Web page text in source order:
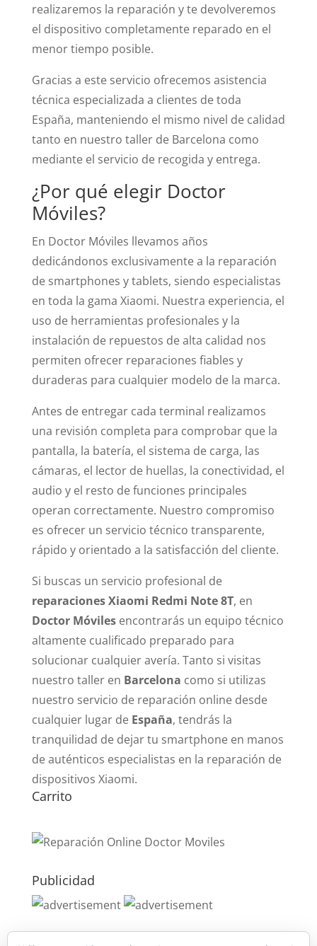
realizaremos la reparación y te devolveremos
el dispositivo completamente reparado en el
menor tiempo posible.
Gracias a este servicio ofrecemos asistencia
técnica especializada a clientes de toda
España, manteniendo el mismo nivel de calidad
tanto en nuestro taller de Barcelona como
mediante el servicio de recogida y entrega.
¿Por qué elegir Doctor
Móviles?
En Doctor Móviles llevamos años
dedicándonos exclusivamente a la reparación
de smartphones y tablets, siendo especialistas
en toda la gama Xiaomi. Nuestra experiencia, el
uso de herramientas profesionales y la
instalación de repuestos de alta calidad nos
permiten ofrecer reparaciones fiables y
duraderas para cualquier modelo de la marca.
Antes de entregar cada terminal realizamos
una revisión completa para comprobar que la
pantalla, la batería, el sistema de carga, las
cámaras, el lector de huellas, la conectividad, el
audio y el resto de funciones principales
operan correctamente. Nuestro compromiso
es ofrecer un servicio técnico transparente,
rápido y orientado a la satisfacción del cliente.
Si buscas un servicio profesional de
reparaciones Xiaomi Redmi Note 8T, en
Doctor Móvilesencontrarás un equipo técnico
altamente cualificado preparado para
solucionar cualquier avería. Tanto si visitas
nuestro taller en Barcelona como si utilizas
nuestro servicio de reparación online desde
cualquier lugar de España, tendrás la
tranquilidad de dejar tu smartphone en manos
de auténticos especialistas en la reparación de
dispositivos Xiaomi.
Carrito
Publicidad